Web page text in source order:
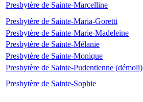
Presbytère de Sainte-Marcelline
Presbytère de Sainte-Maria-Goretti
Presbytère de Sainte-Marie-Madeleine
Presbytère de Sainte-Mélanie
Presbytère de Sainte-Monique
Presbytère de Sainte-Pudentienne (démoli)
Presbytère de Sainte-Sophie